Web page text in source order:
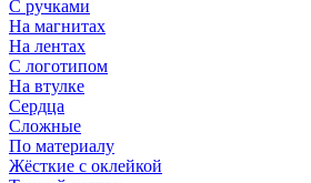
С ручками
На магнитах
На лентах
С логотипом
На втулке
Сердца
Сложные
По материалу
Жёсткие с оклейкой